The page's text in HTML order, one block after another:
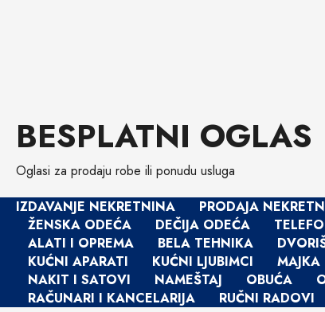
contentBESPLATNI OGLAS
Oglasi za prodaju robe ili ponudu usluga
IZDAVANJE NEKRETNINA
PRODAJA
ŽENSKA ODEĆA
DEČIJA ODEĆA
ALATI I OPREMA
BELA TEHNIKA
KUĆNI APARATI
KUĆNI LJUBIMCI MAJKA
NAKIT I SATOVI
NAMEŠTAJ OBUĆA
RAČUNARI I KANCELARIJA
RUČNI RADOVI